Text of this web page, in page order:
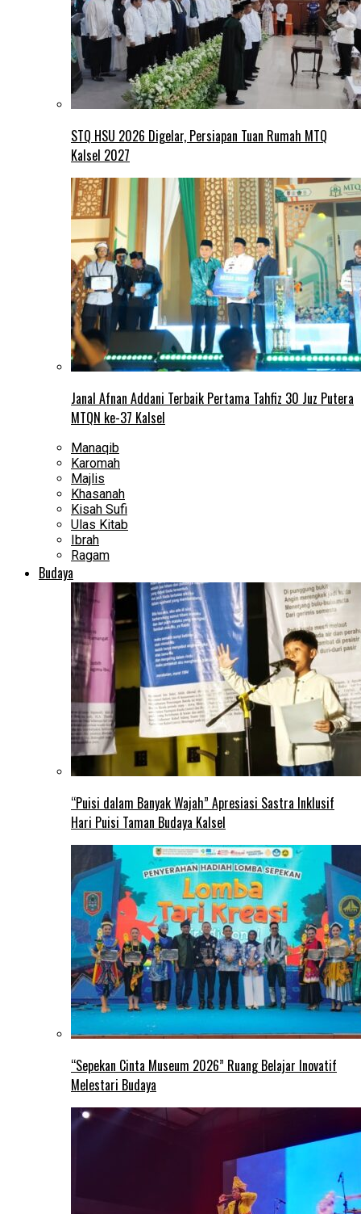
STQ HSU 2026 Digelar, Persiapan Tuan Rumah MTQ
Kalsel 2027
Janal Afnan Addani Terbaik Pertama Tahfiz 30 Juz Putera
MTQN ke-37 Kalsel
Manaqib
Karomah
Majlis
Khasanah
Kisah Sufi
Ulas Kitab
Ibrah
Ragam
Budaya
“Puisi dalam Banyak Wajah” Apresiasi Sastra Inklusif
Hari Puisi Taman Budaya Kalsel
“Sepekan Cinta Museum 2026” Ruang Belajar Inovatif
Melestari Budaya